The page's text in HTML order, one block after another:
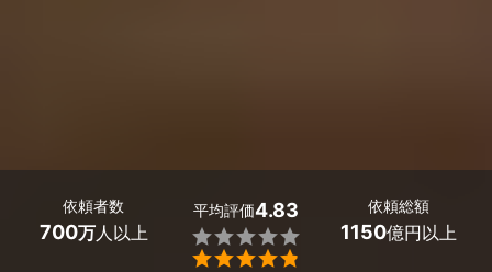
依頼者数
700万人以上
平均評価4.83


依頼総額
1150億円以上